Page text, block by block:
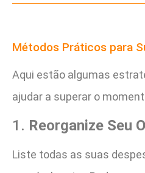
Métodos Práticos para
Aqui estão algumas
ajudar a superar o
1. Reorganize Seu
Liste todas as suas